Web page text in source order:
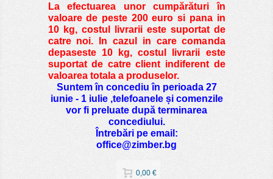
La efectuarea unor cumpărături în
valoare de peste200 euro si pana in
10 kg, costul livrarii este suportat de
catre noi. In cazul in care comanda
depaseste 10 kg, costul livrarii este
suportat de catre client indiferent de
valoarea totala a produselor.
Suntem în concediu în perioada 27
iunie - 1 iulie ,telefoanele și comenzile
vor fi preluate după terminarea
concediului.
Întrebări pe email:
office@zimber.bg
0,00 €